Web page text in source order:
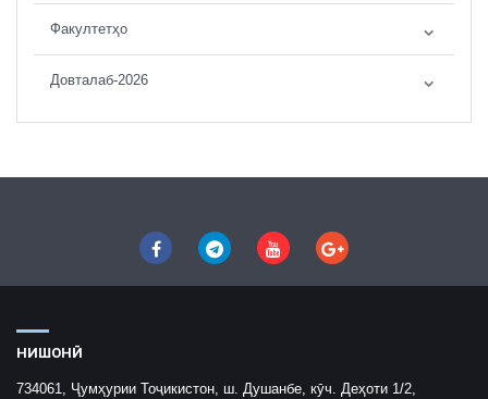
Факултетҳо
Довталаб-2026
НИШОНӢ
734061, Ҷумҳурии Тоҷикистон, ш. Душанбе, кӯч. Деҳоти 1/2,